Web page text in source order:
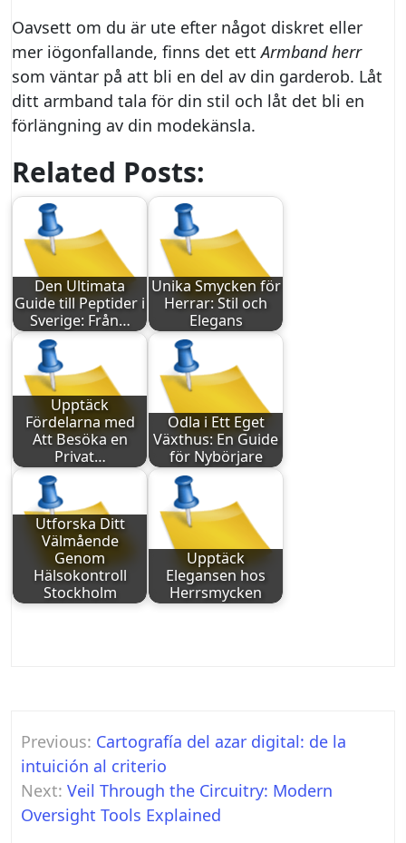
Oavsett om du är ute efter något diskret eller
mer iögonfallande, finns det ettArmband herr
som väntar på att bli en del av din garderob. Låt
ditt armband tala för din stil och låt det bli en
förlängning av din modekänsla.
Related Posts:
Den Ultimata
Guide till Peptider i
Sverige: Från…
Unika Smycken för
Herrar: Stil och
Elegans
Upptäck
Fördelarna med
Att Besöka en
Privat…
Odla i Ett Eget
Växthus: En Guide
för Nybörjare
Utforska Ditt
Välmående
Genom
Hälsokontroll
Stockholm
Upptäck
Elegansen hos
Herrsmycken
Post
navigation
Previous: Cartografía del azar digital: de la
intuición al criterio
Next: Veil Through the Circuitry: Modern
Oversight Tools Explained